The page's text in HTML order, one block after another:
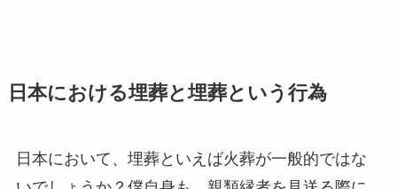
日本における埋葬と埋葬という行為
日本において、埋葬といえば火葬が一般的ではな